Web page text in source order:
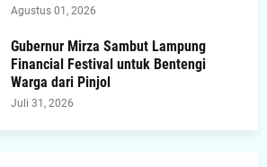
Agustus 01, 2026
Gubernur Mirza Sambut Lampung
Financial Festival untuk Bentengi
Warga dari Pinjol
Juli 31, 2026